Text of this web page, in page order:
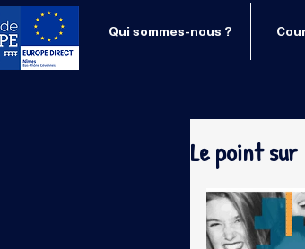
Qui sommes-nous ?
Le point